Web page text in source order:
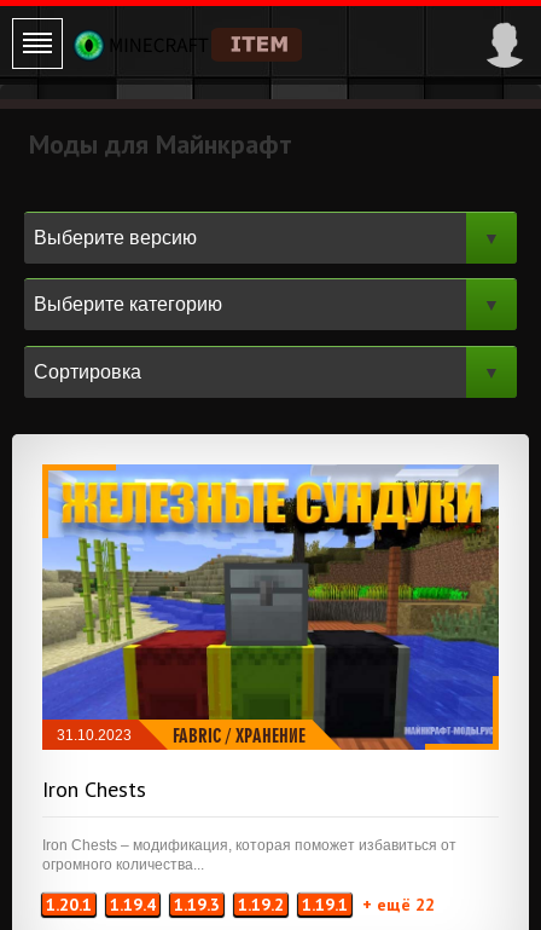
Моды для Майнкрафт
31.10.2023 FABRIC /ХРАНЕНИЕ
Iron Chests
Iron Chests – модификация, которая поможет избавиться от
огромного количества...
1.20.1 1.19.4 1.19.3 1.19.2 1.19.1 + ещё 22